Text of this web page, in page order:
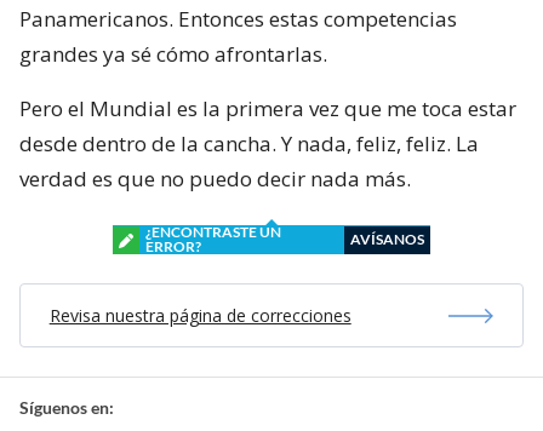
Panamericanos. Entonces estas competencias
grandes ya sé cómo afrontarlas.
Pero el Mundial es la primera vez que me toca estar
desde dentro de la cancha. Y nada, feliz, feliz. La
verdad es que no puedo decir nada más.
¿ENCONTRASTE UN
ERROR?
AVÍSANOS
Revisa nuestra página de correcciones
Síguenos en: